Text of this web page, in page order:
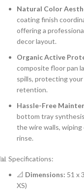
Natural Color
coating finish
offering a
decor layout.
Organic Active
composite floor pan
spills, protecting
retention.
Hassle-Free
bottom tray
the wire walls,
rinse.
📊 Specifications:
📐 Dimensions: 51 x
XS)